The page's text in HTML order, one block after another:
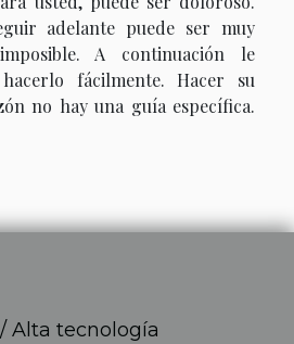
adelante puede ser muy
A continuación le
fácilmente. Hacer su
no hay una guía específica.
Alta tecnología